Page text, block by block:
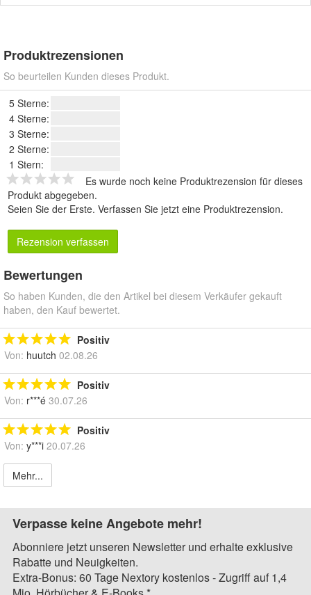
Produktrezensionen
So beurteilen Kunden dieses Produkt.
5 Sterne:
4 Sterne:
3 Sterne:
2 Sterne:
1 Stern:
Es wurde noch keine Produktrezension für dieses
Produkt abgegeben.
Seien Sie der Erste. Verfassen Sie jetzt eine Produktrezension.
Rezension verfassen
Bewertungen
So haben Kunden, die den Artikel bei diesem Verkäufer gekauft
haben, den Kauf bewertet.
Positiv
Von: huutch 02.08.26
Positiv
Von: r***é 30.07.26
Positiv
Von: y***i 20.07.26
Mehr...
Verpasse keine Angebote mehr!
Abonniere jetzt unseren Newsletter und erhalte exklusive
Rabatte und Neuigkeiten.
Extra-Bonus: 60 Tage Nextory kostenlos - Zugriff auf 1,4